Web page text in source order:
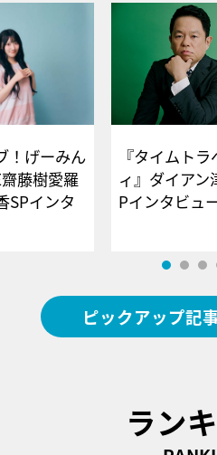
！げーみん
藤樹愛羅
SPインタ
『タイムト
ィ』ダイアン
Pインタ
ピックアップ記
ラン